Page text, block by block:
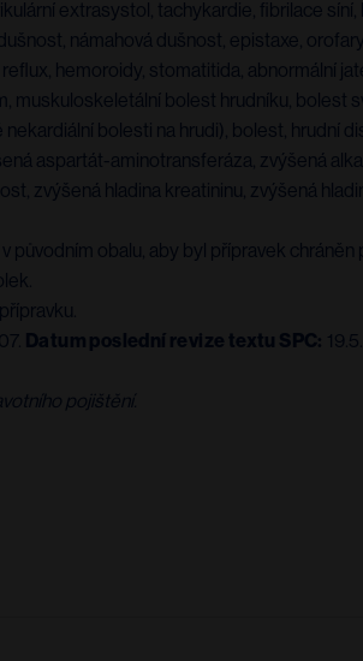
extrasystol, tachykardie, fibrilace
námahová dušnost, epistaxe,
hemoroidy, stomatitida, abnormální
bolest hrudníku, bolest
bolesti na hrudi), bolest, hrudní
aspartát-aminotransferáza, zvýšená
zvýšená hladina kreatininu, zvýšená
původním obalu, aby byl přípravek chráněn
Datum poslední revize textu SPC:
pojištění.